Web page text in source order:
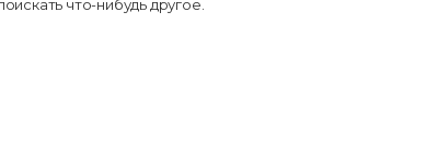
что-нибудь другое.